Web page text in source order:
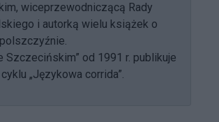
wiceprzewodniczącą Rady
i autorką wielu książek o
Szczecińskim” od 1991 r. publikuje
„Językowa corrida”.